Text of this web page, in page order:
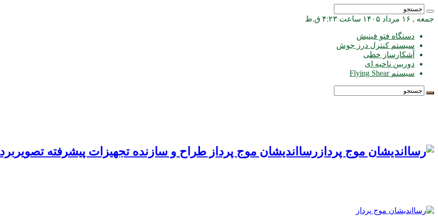
جمعه , ۱۶ مرداد ۱۴۰۵ ساعت ۴:۲۳ ق.ظ
دستگاه فتو فینیش
سیستم کنترل درز جوش
آشکارساز خطی
دوربین ناحیه ای
سیستم Flying Shear
رسااندیشان موج پرداز طراح و سازنده تجهیزات پیشرفته